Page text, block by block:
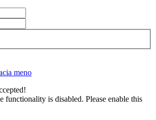
meno
functionality is disabled. Please enable this